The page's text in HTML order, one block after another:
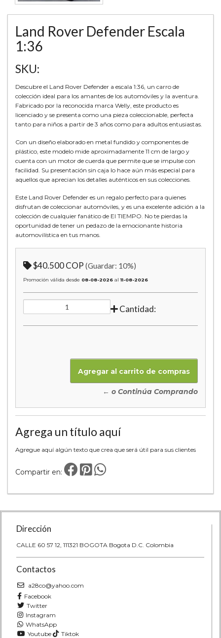
Land Rover Defender Escala
1:36
SKU:
Descubre el Land Rover Defender a escala 1:36, un carro de
colección ideal para los amantes de los automóviles y la aventura.
Fabricado por la reconocida marca Welly, este producto es
licenciado y se presenta como una pieza coleccionable, perfecta
tanto para niños a partir de 3 años como para adultos entusiastas.
Con un diseño elaborado en metal fundido y componentes de
plástico, este modelo mide aproximadamente 11 cm de largo y
cuenta con un motor de cuerda que permite que se impulse con
facilidad. Su presentación sin caja lo hace aún más especial para
aquellos que aprecian los detalles auténticos en sus colecciones.
Este Land Rover Defender es un regalo perfecto para quienes
disfrutan de coleccionar automóviles, y es una excelente adición a la
colección de cualquier fanático de El TIEMPO. No te pierdas la
oportunidad de tener un pedazo de la emocionante historia
automovilística en tus manos.
$40.500 COP (Guardar: 10%)
Promoción válida desde 08-08-2026 al11-08-2026
Cantidad:
← o Continúa Comprando
Agrega un título aquí
Agregue aquí algún texto que crea que será útil para sus clientes
Compartir en:
Dirección
CALLE 60 57 12, 111321 BOGOTA Bogota D.C. Colombia
Contactos
a28co@yahoo.com
Facebook
Twitter
Instagram
WhatsApp
Youtube
Tiktok